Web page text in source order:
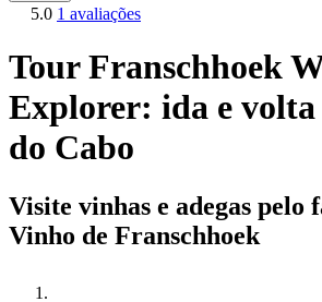
5.0 1 avaliações
Tour Franschhoek
Explorer: ida e
do Cabo
Visite vinhas e adegas pelo
Vinho de Franschhoek